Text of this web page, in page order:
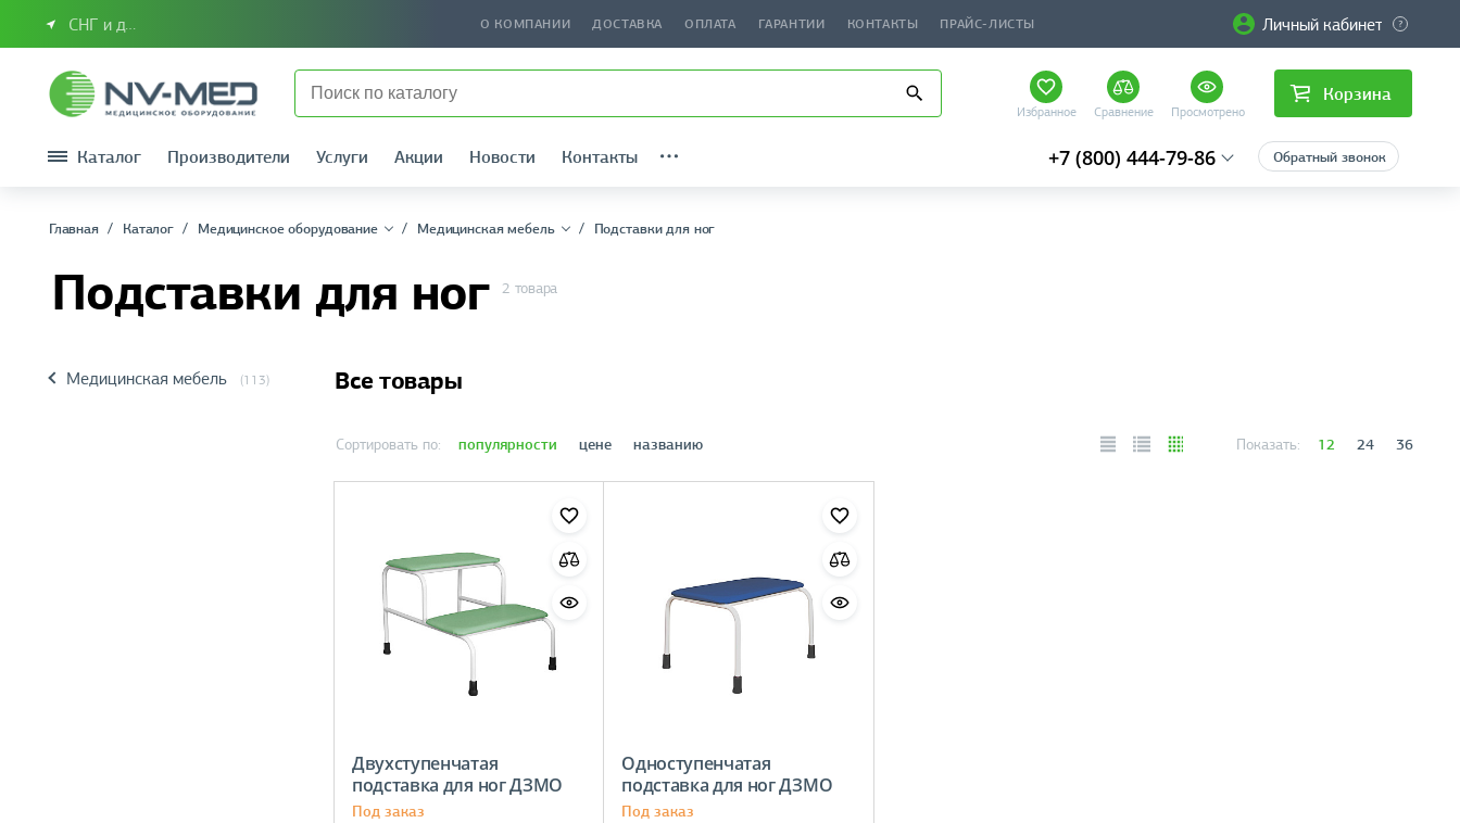
СНГ и другие страны О КОМПАНИИ ДОСТАВКА ОПЛАТА ГАРАНТИИ КОНТАКТЫ ПРАЙС-ЛИСТЫ Личный кабинет
Избранное Сравнение Просмотрено
Корзина
Каталог Производители Услуги Акции Новости Контакты +7 (800) 444-79-86 Обратный звонок
Главная Каталог Медицинское оборудование Медицинская мебель Подставки для ног
Подставки для ног 2 товара
Медицинская мебель (113) Все товары
Сортировать по: популярности цене названию Показать: 12 24 36
Двухступенчатая
подставка для ног ДЗМО
Под заказ
Одноступенчатая
подставка для ног ДЗМО
Под заказ